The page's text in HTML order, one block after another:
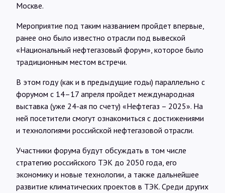
О нас
@Infotek_Russia
Москве.
Мероприятие под таким названием пройдет впервые,
ранее оно было известно отрасли под вывеской
«Национальный нефтегазовый форум», которое было
традиционным местом встречи.
В этом году (как и в предыдущие годы) параллельно с
форумом с 14–17 апреля пройдет международная
выставка (уже 24-ая по счету) «Нефтегаз – 2025». На
ней посетители смогут ознакомиться с достижениями
и технологиями российской нефтегазовой отрасли.
Участники форума будут обсуждать в том числе
стратегию российского ТЭК до 2050 года, его
экономику и новые технологии, а также дальнейшее
развитие климатических проектов в ТЭК. Среди других